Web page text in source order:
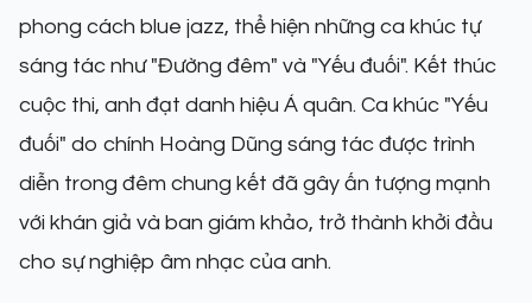
phong cách blue jazz, thể hiện những ca khúc tự
sáng tác như "Đường đêm" và "Yếu đuối". Kết thúc
cuộc thi, anh đạt danh hiệu Á quân. Ca khúc "Yếu
đuối" do chính Hoàng Dũng sáng tác được trình
diễn trong đêm chung kết đã gây ấn tượng mạnh
với khán giả và ban giám khảo, trở thành khởi đầu
cho sự nghiệp âm nhạc của anh.